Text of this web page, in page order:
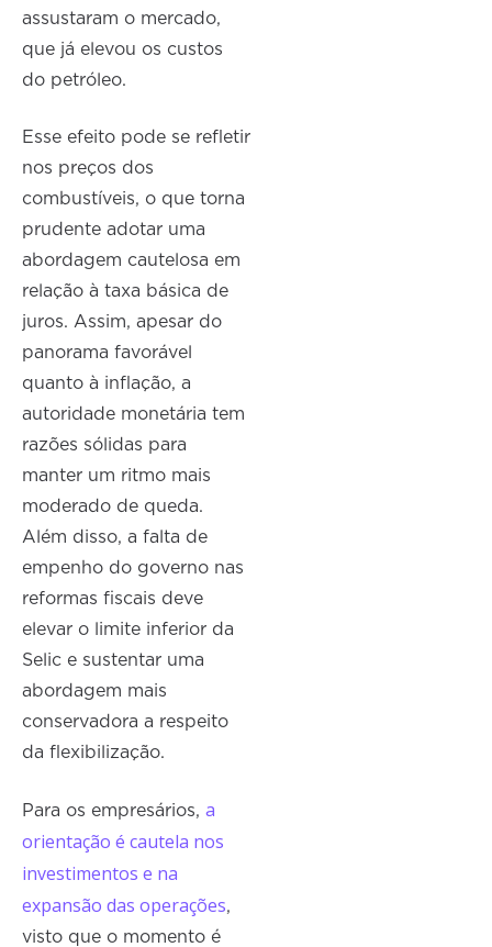
assustaram o mercado,
que já elevou os custos
do petróleo.
Esse efeito pode se refletir
nos preços dos
combustíveis, o que torna
prudente adotar uma
abordagem cautelosa em
relação à taxa básica de
juros. Assim, apesar do
panorama favorável
quanto à inflação, a
autoridade monetária tem
razões sólidas para
manter um ritmo mais
moderado de queda.
Além disso, a falta de
empenho do governo nas
reformas fiscais deve
elevar o limite inferior da
Selic e sustentar uma
abordagem mais
conservadora a respeito
da flexibilização.
Para os empresários,a
orientação é cautela nos
investimentos e na
expansão das operações,
visto que o momento é